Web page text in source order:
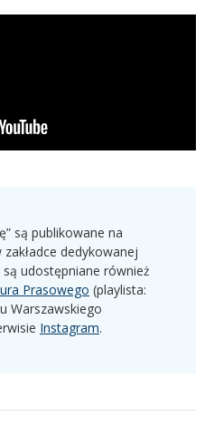
są publikowane na
dedykowanej
udostępniane również
Prasowego (playlista:
Warszawskiego
Instagram.